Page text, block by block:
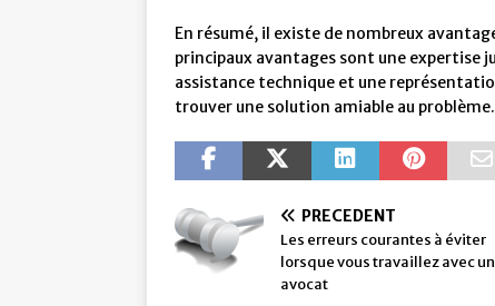
En résumé, il existe de nombreux
principaux avantages sont une expertise
assistance technique et une
trouver une solution amiable au problème.
PRÉCÉDENT
Les erreurs courantes à éviter
lorsque vous travaillez avec un
avocat